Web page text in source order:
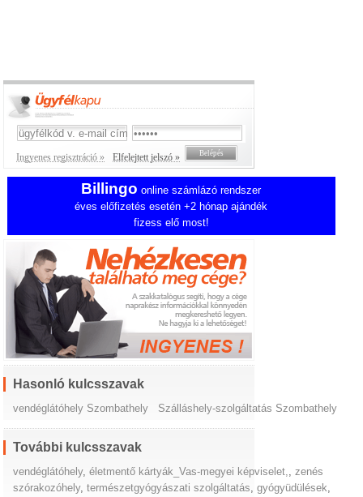
Ingyenes regisztráció » Elfelejtett jelszó »
Billingo online számlázó rendszer
éves előfizetés esetén +2 hónap ajándék
fizess elő most!
Hasonló kulcsszavak
vendéglátóhely Szombathely Szálláshely-szolgáltatás Szombathely
További kulcsszavak
vendéglátóhely,életmentő kártyák_Vas-megyei képviselet, ,zenés
szórakozóhely,természetgyógyászati szolgáltatás ,gyógyüdülések